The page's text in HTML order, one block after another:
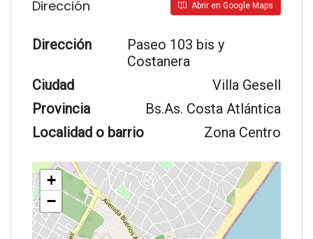
Dirección Abrir en Google Maps
Dirección
Paseo 103 bis y
Costanera
Ciudad
Villa Gesell
Provincia
Bs.As. Costa Atlántica
Localidad o barrio
Zona Centro
+
−